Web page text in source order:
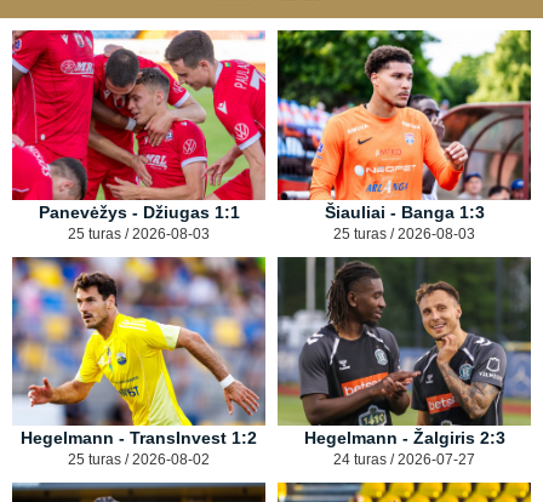
Panevėžys - Džiugas 1:1
25 turas / 2026-08-03
Šiauliai - Banga 1:3
25 turas / 2026-08-03
Hegelmann - TransInvest 1:2
25 turas / 2026-08-02
Hegelmann - Žalgiris 2:3
24 turas / 2026-07-27